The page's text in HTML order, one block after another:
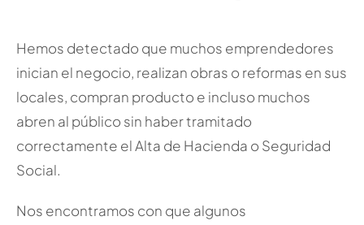
Hemos detectado que muchos emprendedores
inician el negocio, realizan obras o reformas en sus
locales, compran producto e incluso muchos
abren al público sin haber tramitado
correctamente el Alta de Hacienda o Seguridad
Social.
Nos encontramos con que algunos